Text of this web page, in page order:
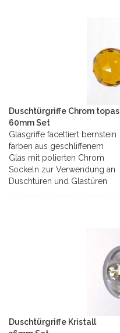
Duschtürgriffe Chrom topas
60mm Set
Glasgriffe facettiert bernstein
farben aus geschliffenem
Glas mit polierten Chrom
Sockeln zur Verwendung an
Duschtüren und Glastüren
Duschtürgriffe Kristall